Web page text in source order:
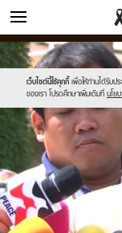
ข่าว
เว็บไซต์นี้ใช้คุกกี้ เพื่อให้ท่านได้รับป
ของเรา โปรดศึกษาเพิ่มเติมที่ นโย
Sanook
//s.isanook.com/sr/0/
new-
sanook.png
600
60
//s.isanook.com/ns/0/
01.jpg